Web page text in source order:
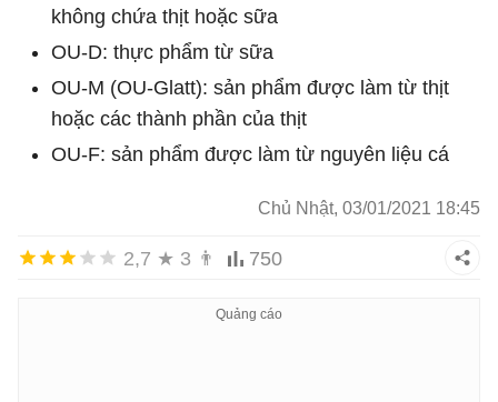
không chứa thịt hoặc sữa
OU-D: thực phẩm từ sữa
OU-M (OU-Glatt): sản phẩm được làm từ thịt
hoặc các thành phần của thịt
OU-F: sản phẩm được làm từ nguyên liệu cá
Chủ Nhật, 03/01/2021 18:45
2,7 ★ 3 👨 750